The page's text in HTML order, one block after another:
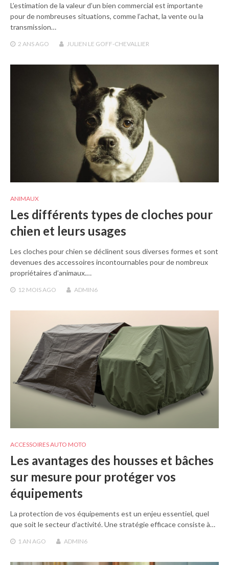
L’estimation de la valeur d’un bien commercial est importante
pour de nombreuses situations, comme l’achat, la vente ou la
transmission…
2 ANS AGO JULIEN LE GOFF-CHEVALLIER
ANIMAUX
Les différents types de cloches pour
chien et leurs usages
Les cloches pour chien se déclinent sous diverses formes et sont
devenues des accessoires incontournables pour de nombreux
propriétaires d’animaux.…
12 MOIS AGO ADMIN6
ACCESSOIRES AUTO MOTO
Les avantages des housses et bâches
sur mesure pour protéger vos
équipements
La protection de vos équipements est un enjeu essentiel, quel
que soit le secteur d’activité. Une stratégie efficace consiste à…
1 AN AGO ADMIN6